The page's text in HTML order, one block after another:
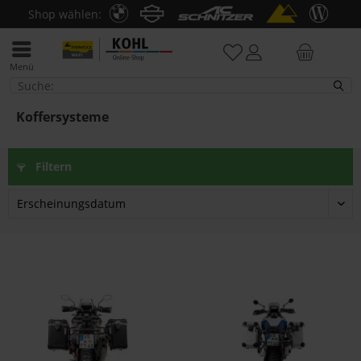
Shop wählen:
Menü
Koffersysteme
Koffersysteme
Filtern